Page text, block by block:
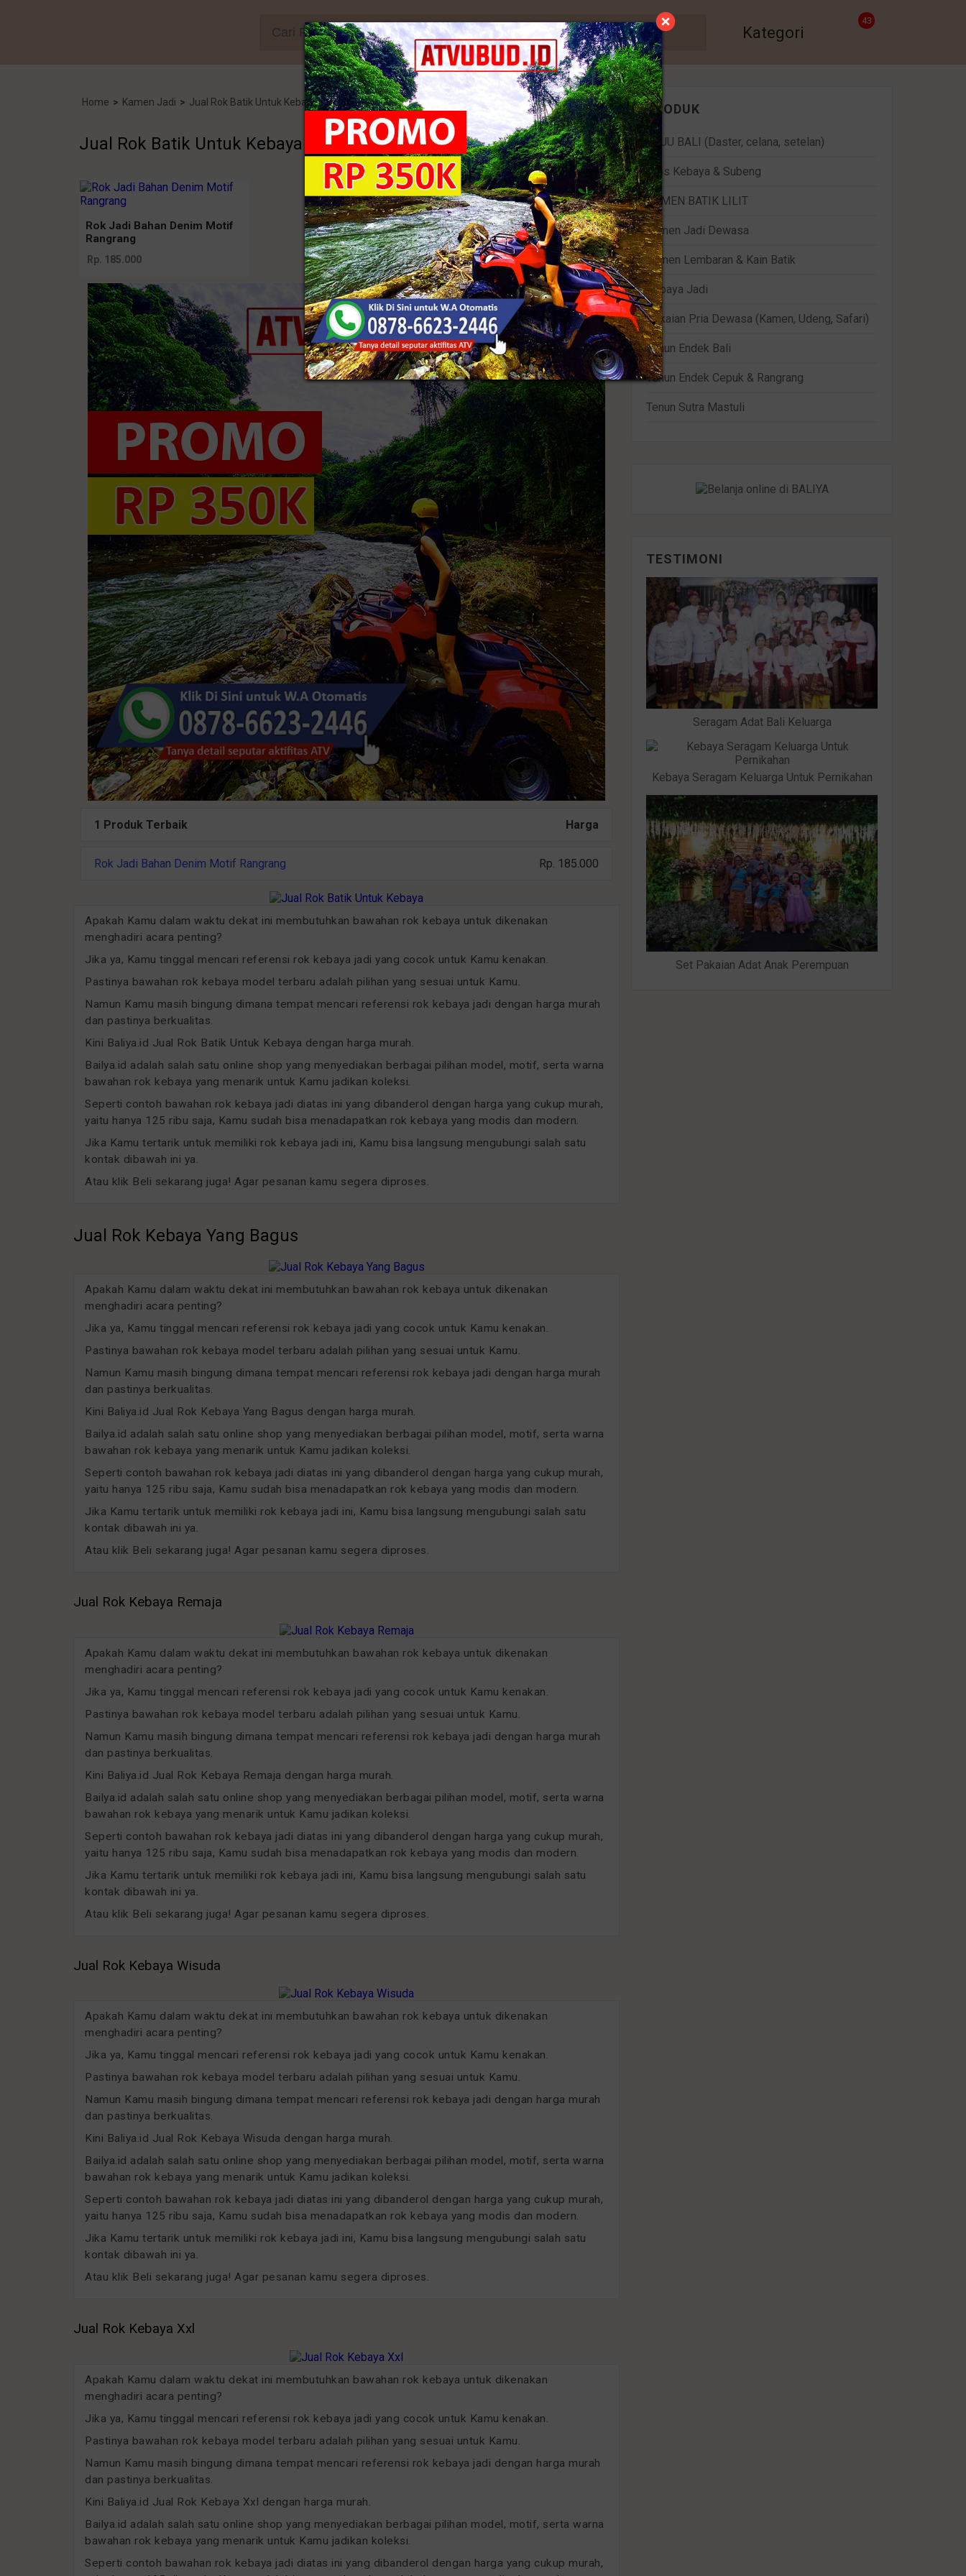
Kategori
43
Home > Kamen Jadi > Jual Rok Batik Untuk Kebaya
Jual Rok Batik Untuk Kebaya
Rok Jadi Bahan Denim Motif
Rangrang
Rp. 185.000
1 Produk Terbaik Harga
Rok Jadi Bahan Denim Motif Rangrang Rp. 185.000
Apakah Kamu dalam waktu dekat ini membutuhkan bawahan rok kebaya untuk dikenakan
menghadiri acara penting?
Jika ya, Kamu tinggal mencari referensi rok kebaya jadi yang cocok untuk Kamu kenakan.
Pastinya bawahan rok kebaya model terbaru adalah pilihan yang sesuai untuk Kamu.
Namun Kamu masih bingung dimana tempat mencari referensi rok kebaya jadi dengan harga murah
dan pastinya berkualitas.
Kini Baliya.id Jual Rok Batik Untuk Kebaya dengan harga murah.
Bailya.id adalah salah satu online shop yang menyediakan berbagai pilihan model, motif, serta warna
bawahan rok kebaya yang menarik untuk Kamu jadikan koleksi.
Seperti contoh bawahan rok kebaya jadi diatas ini yang dibanderol dengan harga yang cukup murah,
yaitu hanya 125 ribu saja, Kamu sudah bisa menadapatkan rok kebaya yang modis dan modern.
Jika Kamu tertarik untuk memiliki rok kebaya jadi ini, Kamu bisa langsung mengubungi salah satu
kontak dibawah ini ya.
Atau klik Beli sekarang juga! Agar pesanan kamu segera diproses.
Jual Rok Kebaya Yang Bagus
Apakah Kamu dalam waktu dekat ini membutuhkan bawahan rok kebaya untuk dikenakan
menghadiri acara penting?
Jika ya, Kamu tinggal mencari referensi rok kebaya jadi yang cocok untuk Kamu kenakan.
Pastinya bawahan rok kebaya model terbaru adalah pilihan yang sesuai untuk Kamu.
Namun Kamu masih bingung dimana tempat mencari referensi rok kebaya jadi dengan harga murah
dan pastinya berkualitas.
Kini Baliya.id Jual Rok Kebaya Yang Bagus dengan harga murah.
Bailya.id adalah salah satu online shop yang menyediakan berbagai pilihan model, motif, serta warna
bawahan rok kebaya yang menarik untuk Kamu jadikan koleksi.
Seperti contoh bawahan rok kebaya jadi diatas ini yang dibanderol dengan harga yang cukup murah,
yaitu hanya 125 ribu saja, Kamu sudah bisa menadapatkan rok kebaya yang modis dan modern.
Jika Kamu tertarik untuk memiliki rok kebaya jadi ini, Kamu bisa langsung mengubungi salah satu
kontak dibawah ini ya.
Atau klik Beli sekarang juga! Agar pesanan kamu segera diproses.
Jual Rok Kebaya Remaja
Apakah Kamu dalam waktu dekat ini membutuhkan bawahan rok kebaya untuk dikenakan
menghadiri acara penting?
Jika ya, Kamu tinggal mencari referensi rok kebaya jadi yang cocok untuk Kamu kenakan.
Pastinya bawahan rok kebaya model terbaru adalah pilihan yang sesuai untuk Kamu.
Namun Kamu masih bingung dimana tempat mencari referensi rok kebaya jadi dengan harga murah
dan pastinya berkualitas.
Kini Baliya.id Jual Rok Kebaya Remaja dengan harga murah.
Bailya.id adalah salah satu online shop yang menyediakan berbagai pilihan model, motif, serta warna
bawahan rok kebaya yang menarik untuk Kamu jadikan koleksi.
Seperti contoh bawahan rok kebaya jadi diatas ini yang dibanderol dengan harga yang cukup murah,
yaitu hanya 125 ribu saja, Kamu sudah bisa menadapatkan rok kebaya yang modis dan modern.
Jika Kamu tertarik untuk memiliki rok kebaya jadi ini, Kamu bisa langsung mengubungi salah satu
kontak dibawah ini ya.
Atau klik Beli sekarang juga! Agar pesanan kamu segera diproses.
Jual Rok Kebaya Wisuda
Apakah Kamu dalam waktu dekat ini membutuhkan bawahan rok kebaya untuk dikenakan
menghadiri acara penting?
Jika ya, Kamu tinggal mencari referensi rok kebaya jadi yang cocok untuk Kamu kenakan.
Pastinya bawahan rok kebaya model terbaru adalah pilihan yang sesuai untuk Kamu.
Namun Kamu masih bingung dimana tempat mencari referensi rok kebaya jadi dengan harga murah
dan pastinya berkualitas.
Kini Baliya.id Jual Rok Kebaya Wisuda dengan harga murah.
Bailya.id adalah salah satu online shop yang menyediakan berbagai pilihan model, motif, serta warna
bawahan rok kebaya yang menarik untuk Kamu jadikan koleksi.
Seperti contoh bawahan rok kebaya jadi diatas ini yang dibanderol dengan harga yang cukup murah,
yaitu hanya 125 ribu saja, Kamu sudah bisa menadapatkan rok kebaya yang modis dan modern.
Jika Kamu tertarik untuk memiliki rok kebaya jadi ini, Kamu bisa langsung mengubungi salah satu
kontak dibawah ini ya.
Atau klik Beli sekarang juga! Agar pesanan kamu segera diproses.
Jual Rok Kebaya Xxl
Apakah Kamu dalam waktu dekat ini membutuhkan bawahan rok kebaya untuk dikenakan
menghadiri acara penting?
Jika ya, Kamu tinggal mencari referensi rok kebaya jadi yang cocok untuk Kamu kenakan.
Pastinya bawahan rok kebaya model terbaru adalah pilihan yang sesuai untuk Kamu.
Namun Kamu masih bingung dimana tempat mencari referensi rok kebaya jadi dengan harga murah
dan pastinya berkualitas.
Kini Baliya.id Jual Rok Kebaya Xxl dengan harga murah.
Bailya.id adalah salah satu online shop yang menyediakan berbagai pilihan model, motif, serta warna
bawahan rok kebaya yang menarik untuk Kamu jadikan koleksi.
Seperti contoh bawahan rok kebaya jadi diatas ini yang dibanderol dengan harga yang cukup murah,
PRODUK
BAJU BALI (Daster, celana, setelan)
Bros Kebaya & Subeng
KAMEN BATIK LILIT
Kamen Jadi Dewasa
Kamen Lembaran & Kain Batik
Kebaya Jadi
Pakaian Pria Dewasa (Kamen, Udeng, Safari)
Tenun Endek Bali
Tenun Endek Cepuk & Rangrang
Tenun Sutra Mastuli
TESTIMONI
Seragam Adat Bali Keluarga
Kebaya Seragam Keluarga Untuk Pernikahan
Set Pakaian Adat Anak Perempuan